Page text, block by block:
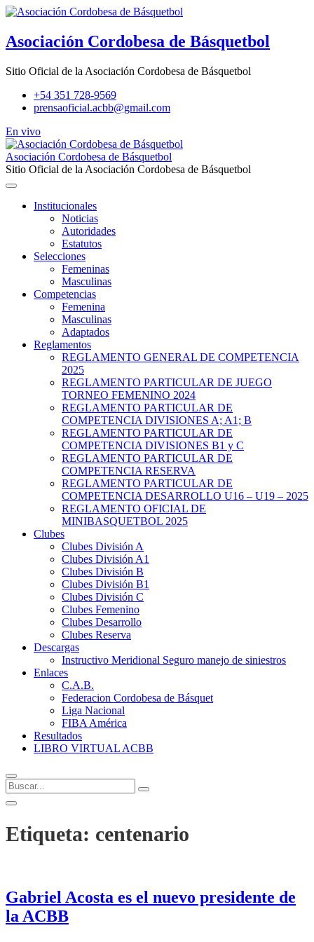
Skip
content
Asociación Cordobesa de Básquetbol
Sitio Oficial de la Asociación Cordobesa de Básquetbol
+54 351 728-9569
prensaoficial.acbb@gmail.com
En vivo
Asociación Cordobesa de Básquetbol
Sitio Oficial de la Asociación Cordobesa de Básquetbol
Institucionales
Noticias
Autoridades
Estatutos
Selecciones
Femeninas
Masculinas
Competencias
Femenina
Masculinas
Adaptados
Reglamentos
REGLAMENTO GENERAL DE COMPETENCIA
2025
REGLAMENTO PARTICULAR DE JUEGO
TORNEO FEMENINO 2024
REGLAMENTO PARTICULAR DE
COMPETENCIA DIVISIONES A; A1; B
REGLAMENTO PARTICULAR DE
COMPETENCIA DIVISIONES B1 y C
REGLAMENTO PARTICULAR DE
COMPETENCIA RESERVA
REGLAMENTO PARTICULAR DE
COMPETENCIA DESARROLLO U16 – U19 – 2025
REGLAMENTO OFICIAL DE
MINIBASQUETBOL 2025
Clubes
Clubes División A
Clubes División A1
Clubes División B
Clubes División B1
Clubes División C
Clubes Femenino
Clubes Desarrollo
Clubes Reserva
Descargas
Instructivo Meridional Seguro manejo de siniestros
Enlaces
C.A.B.
Federacion Cordobesa de Básquet
Liga Nacional
FIBA América
Resultados
LIBRO VIRTUAL ACBB
Buscar...
Etiqueta: centenario
Gabriel Acosta es el nuevo presidente de
la ACBB